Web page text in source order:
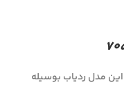
این مدل ردیاب بوسیله